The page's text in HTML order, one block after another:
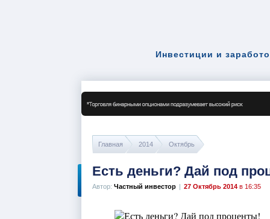
Инвестиции и
Главная 2014 Октябрь
Есть деньги? Дай под
Автор: Частный инвестор | 27 Октябрь 2014 в 16:35